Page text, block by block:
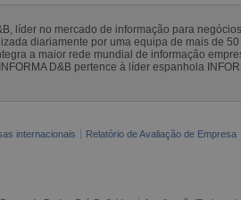
líder no mercado de informação para
diariamente por uma equipa de mais de
a maior rede mundial de informação
D&B pertence à líder espanhola
internacionais Relatório de Avaliação de Empresa